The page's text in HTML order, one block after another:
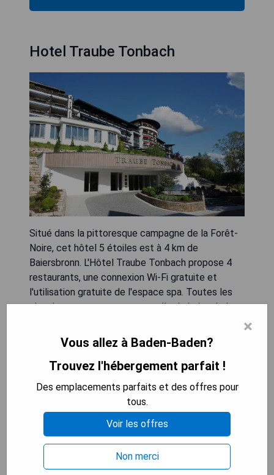
Hotel Traube Tonbach
Situé dans la pittoresque campagne de la Forêt-
Noire, cet hôtel 5 étoiles est à 4 km de
Baiersbronn. L'Hôtel Traube Tonbach propose 4
restaurants, une connexion Wi-Fi gratuite et
l'utilisation gratuite de l'espace spa. Toutes les
chambres comprennent une salle de bains de luxe
Noire. La cuisine française primée et locale de la
Forêt-Noire sont servies au restaurant
Schwarzwaldstube.
- Chambres spacieuses au style chalet avec
mobilier en bois élégant
- Petit-déjeuner buffet complet et café l'après-
midi inclus
- Utilisation gratuite des 4 jacuzzis, d'un sauna
finlandais, d'un hammam et d'une salle de sport
×
Vous allez à Baden-Baden?
Trouvez l'hébergement parfait !
Des emplacements parfaits et des offres pour
tous.
Voir les offres
Non merci